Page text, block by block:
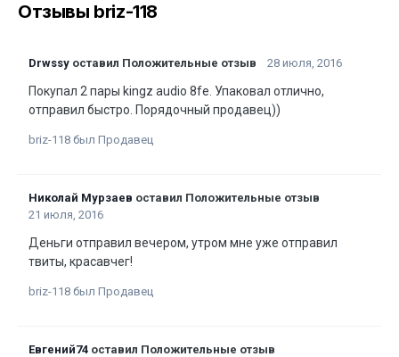
Отзывы briz-118
Drwssy оставил Положительные отзыв 28 июля, 2016
Покупал 2 пары kingz audio 8fe. Упаковал отлично,
отправил быстро. Порядочный продавец))
briz-118 был Продавец
Николай Мурзаев оставил Положительные отзыв
21 июля, 2016
Деньги отправил вечером, утром мне уже отправил
твиты, красавчег!
briz-118 был Продавец
Евгений74 оставил Положительные отзыв